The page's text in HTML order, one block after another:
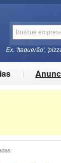
Ex. 'Itaquerão',